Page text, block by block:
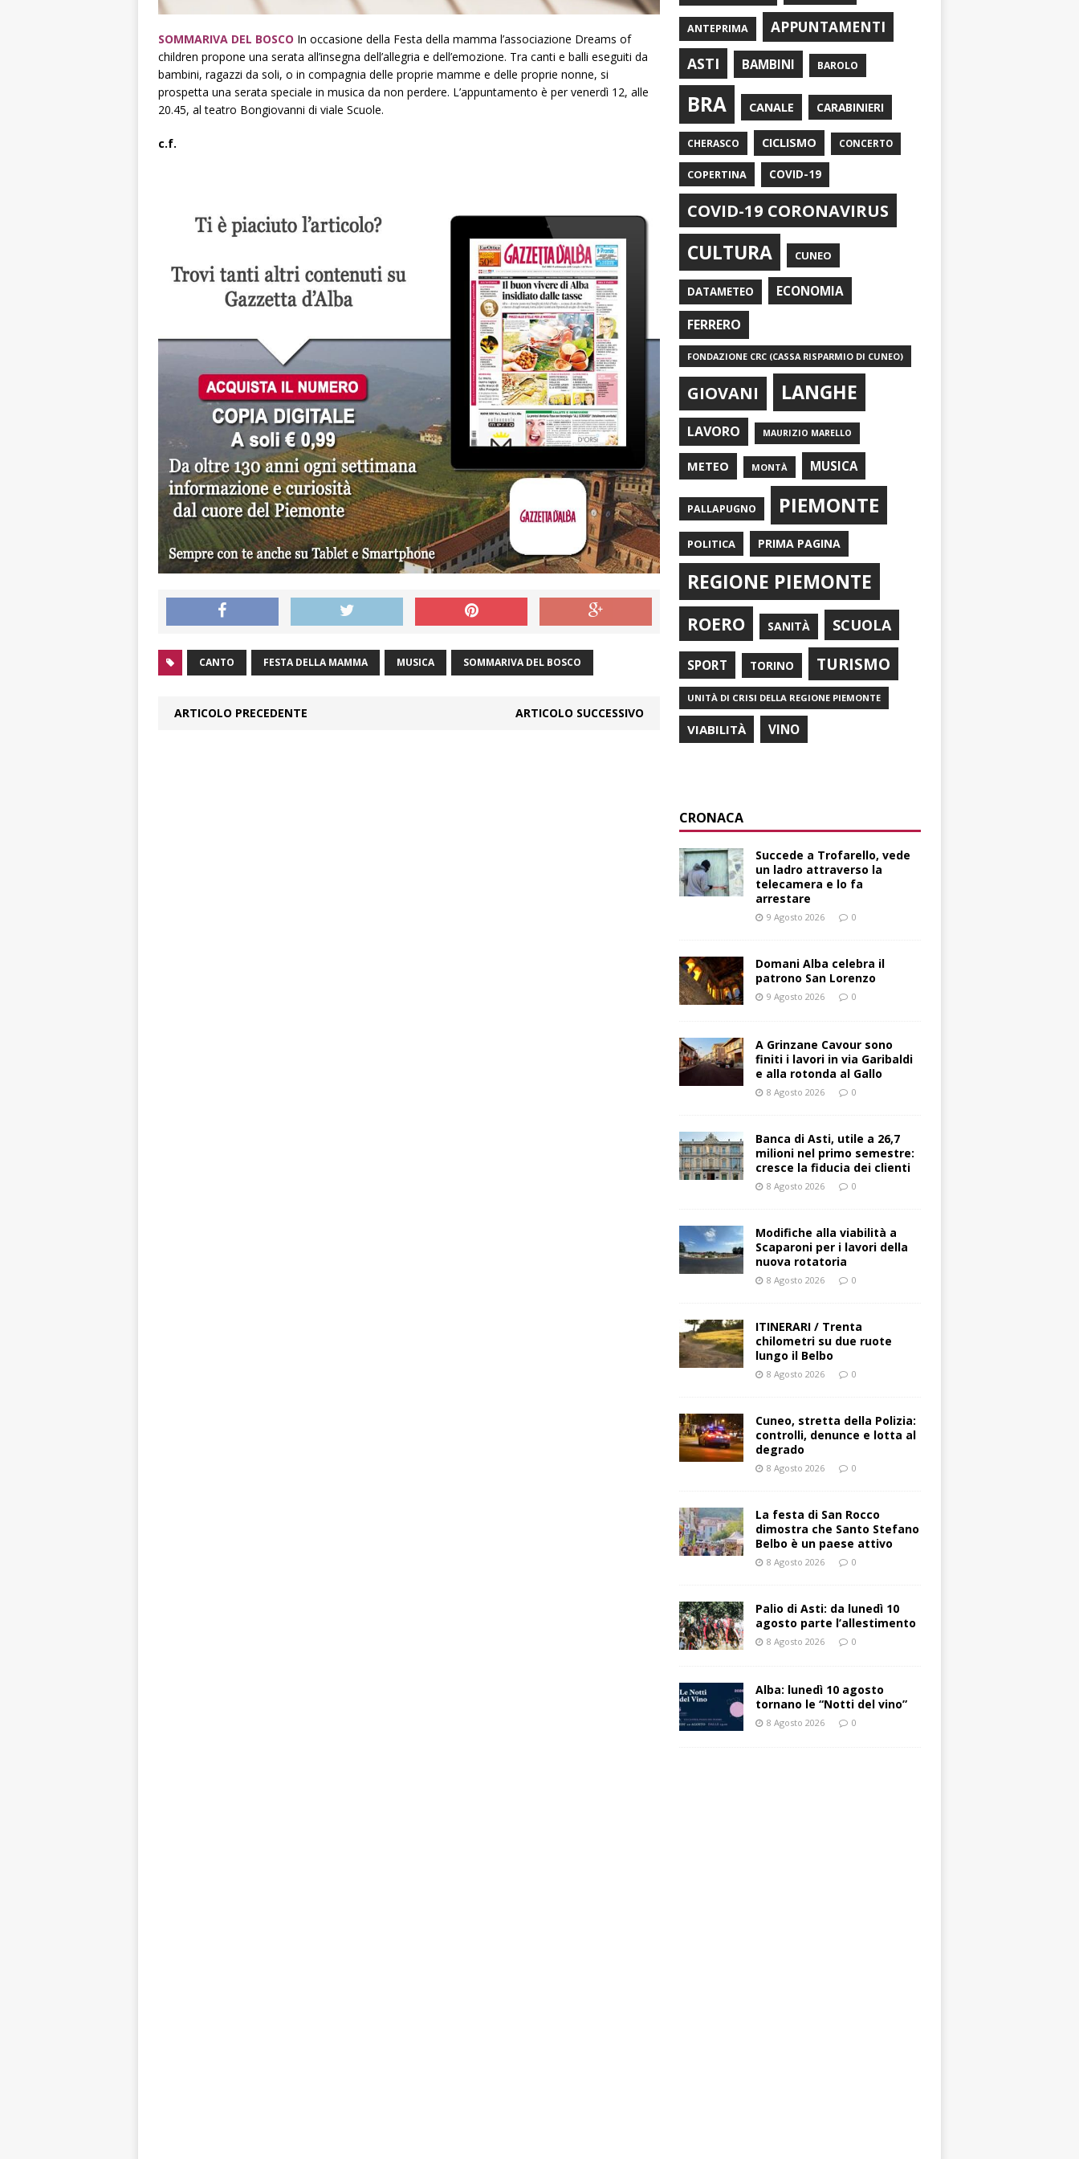
SOMMARIVA DEL BOSCO In occasione della Festa della mamma l’associazione Dreams of
children propone una serata all’insegna dell’allegria e dell’emozione. Tra canti e balli eseguiti da
bambini, ragazzi da soli, o in compagnia delle proprie mamme e delle proprie nonne, si
prospetta una serata speciale in musica da non perdere. L’appuntamento è per venerdì 12, alle
20.45, al teatro Bongiovanni di viale Scuole.
c.f.
CANTO FESTA DELLA MAMMA MUSICA SOMMARIVA DEL BOSCO
ARTICOLO PRECEDENTE ARTICOLO SUCCESSIVO
ANTEPRIMA
APPUNTAMENTI
ASTI
BAMBINI BAROLO
BRA CANALE CARABINIERI
CHERASCO CICLISMO CONCERTO
COPERTINA COVID-19
COVID-19 CORONAVIRUS
CULTURA CUNEO
DATAMETEO ECONOMIA
FERRERO
FONDAZIONE CRC (CASSA RISPARMIO DI CUNEO)
GIOVANI LANGHE
LAVORO MAURIZIO MARELLO
METEO MONTÀ MUSICA
PALLAPUGNO PIEMONTE
POLITICA PRIMA PAGINA
REGIONE PIEMONTE
ROERO SANITÀ SCUOLA
SPORT TORINO TURISMO
UNITÀ DI CRISI DELLA REGIONE PIEMONTE
VIABILITÀ VINO
CRONACA
Succede a Trofarello, vede
un ladro attraverso la
telecamera e lo fa
arrestare
9 Agosto 2026 0
Domani Alba celebra il
patrono San Lorenzo
9 Agosto 2026 0
A Grinzane Cavour sono
finiti i lavori in via Garibaldi
e alla rotonda al Gallo
8 Agosto 2026 0
Banca di Asti, utile a 26,7
milioni nel primo semestre:
cresce la fiducia dei clienti
8 Agosto 2026 0
Modifiche alla viabilità a
Scaparoni per i lavori della
nuova rotatoria
8 Agosto 2026 0
ITINERARI / Trenta
chilometri su due ruote
lungo il Belbo
8 Agosto 2026 0
Cuneo, stretta della Polizia:
controlli, denunce e lotta al
degrado
8 Agosto 2026 0
La festa di San Rocco
dimostra che Santo Stefano
Belbo è un paese attivo
8 Agosto 2026 0
Palio di Asti: da lunedì 10
agosto parte l’allestimento
8 Agosto 2026 0
Alba: lunedì 10 agosto
tornano le “Notti del vino”
8 Agosto 2026 0